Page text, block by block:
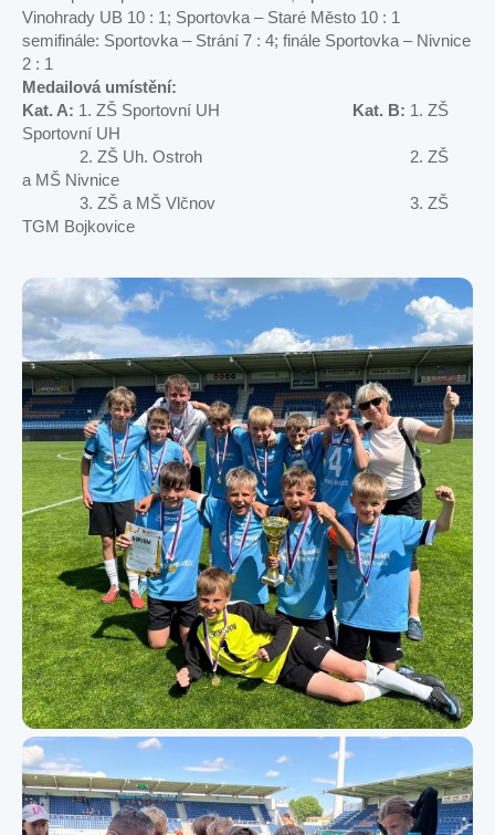
Vinohrady UB 10 : 1; Sportovka – Staré Město 10 : 1
semifinále: Sportovka – Strání 7 : 4; finále Sportovka – Nivnice
2 : 1
Medailová umístění:
Kat. A: 1. ZŠ Sportovní UH Kat. B: 1. ZŠ
Sportovní UH
2. ZŠ Uh. Ostroh 2. ZŠ
a MŠ Nivnice
3. ZŠ a MŠ Vlčnov 3. ZŠ
TGM Bojkovice